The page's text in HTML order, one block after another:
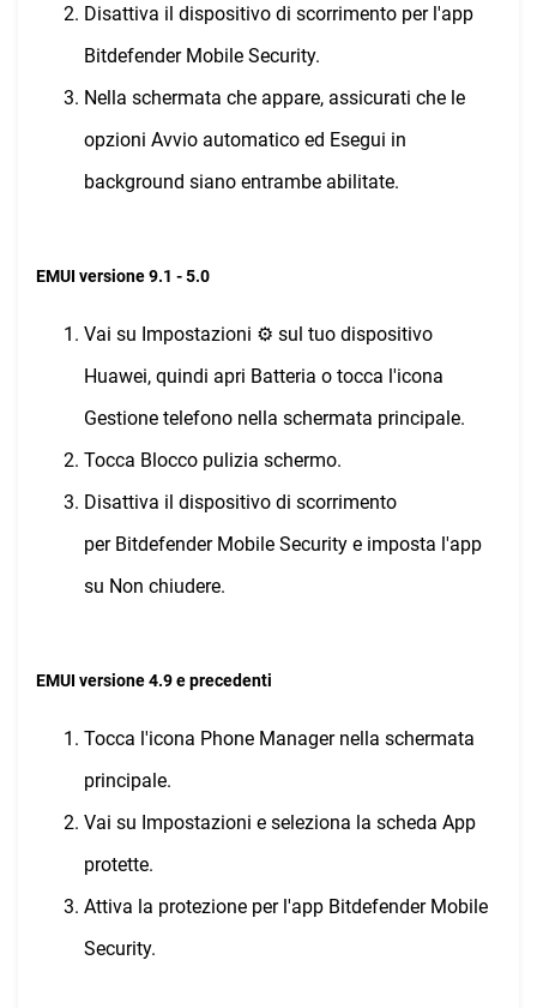
Disattiva il dispositivo di scorrimento per l'app
Bitdefender Mobile Security.
Nella schermata che appare, assicurati che le
opzioni Avvio automatico ed Esegui in
background siano entrambe abilitate.
EMUI versione 9.1 - 5.0
Vai su Impostazioni ⚙︎ sul tuo dispositivo
Huawei, quindi apri Batteria o tocca l'icona
Gestione telefono nella schermata principale.
Tocca Blocco pulizia schermo.
Disattiva il dispositivo di scorrimento
per Bitdefender Mobile Security e imposta l'app
su Non chiudere.
EMUI versione 4.9 e precedenti
Tocca l'icona Phone Manager nella schermata
principale.
Vai su Impostazioni e seleziona la scheda App
protette.
Attiva la protezione per l'app Bitdefender Mobile
Security.